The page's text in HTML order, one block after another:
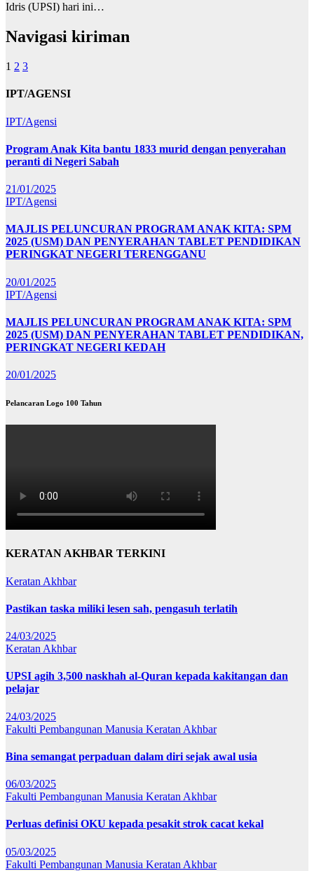
Idris (UPSI) hari ini…
Navigasi kiriman
1 2 3
IPT/AGENSI
IPT/Agensi
Program Anak Kita bantu 1833 murid dengan penyerahan
peranti di Negeri Sabah
21/01/2025
IPT/Agensi
MAJLIS PELUNCURAN PROGRAM ANAK KITA: SPM
2025 (USM) DAN PENYERAHAN TABLET PENDIDIKAN
PERINGKAT NEGERI TERENGGANU
20/01/2025
IPT/Agensi
MAJLIS PELUNCURAN PROGRAM ANAK KITA: SPM
2025 (USM) DAN PENYERAHAN TABLET PENDIDIKAN,
PERINGKAT NEGERI KEDAH
20/01/2025
Pelancaran Logo 100 Tahun
KERATAN AKHBAR TERKINI
Keratan Akhbar
Pastikan taska miliki lesen sah, pengasuh terlatih
24/03/2025
Keratan Akhbar
UPSI agih 3,500 naskhah al-Quran kepada kakitangan dan
pelajar
24/03/2025
Fakulti Pembangunan Manusia Keratan Akhbar
Bina semangat perpaduan dalam diri sejak awal usia
06/03/2025
Fakulti Pembangunan Manusia Keratan Akhbar
Perluas definisi OKU kepada pesakit strok cacat kekal
05/03/2025
Fakulti Pembangunan Manusia Keratan Akhbar